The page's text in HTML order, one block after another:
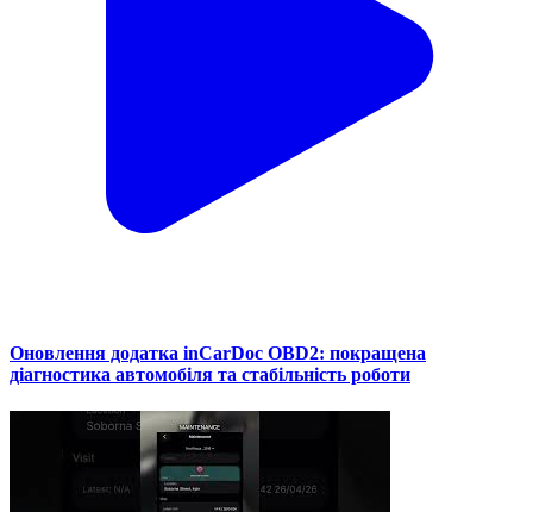
Оновлення додатка inCarDoc OBD2: покращена
діагностика автомобіля та стабільність роботи